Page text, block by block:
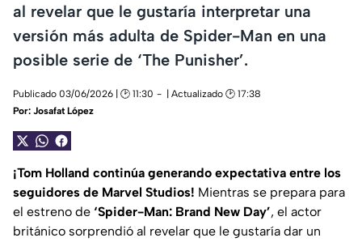
al revelar que le gustaría interpretar una
versión más adulta de Spider-Man en una
posible serie de ‘The Punisher’.
Publicado 03/06/2026 | 🕑 11:30
| Actualizado 🕑 17:38
Por: Josafat López
¡Tom Holland continúa generando expectativa entre los
seguidores de Marvel Studios! Mientras se prepara para
el estreno de ‘Spider-Man: Brand New Day’, el actor
británico sorprendió al revelar que le gustaría dar un